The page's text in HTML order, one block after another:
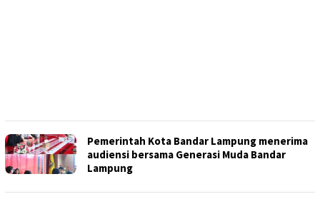
Pemerintah Kota Bandar Lampung menerima
audiensi bersama Generasi Muda Bandar
Lampung